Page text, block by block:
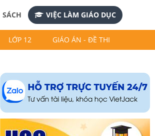
SÁCH VIỆC LÀM GIÁO DỤC
LỚP 12 GIÁO ÁN - ĐỀ THI